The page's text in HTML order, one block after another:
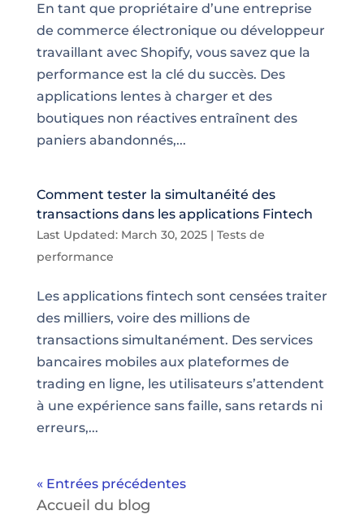
En tant que propriétaire d’une entreprise
de commerce électronique ou développeur
travaillant avec Shopify, vous savez que la
performance est la clé du succès. Des
applications lentes à charger et des
boutiques non réactives entraînent des
paniers abandonnés,...
Comment tester la simultanéité des
transactions dans les applications Fintech
Last Updated: March 30, 2025| Tests de
performance
Les applications fintech sont censées traiter
des milliers, voire des millions de
transactions simultanément. Des services
bancaires mobiles aux plateformes de
trading en ligne, les utilisateurs s’attendent
à une expérience sans faille, sans retards ni
erreurs,...
« Entrées précédentes
Accueil du blog